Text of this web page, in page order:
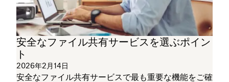
安全なファイル共有サービスを選ぶポイン
ト
2026年2月14日
安全なファイル共有サービスで最も重要な機能をご確